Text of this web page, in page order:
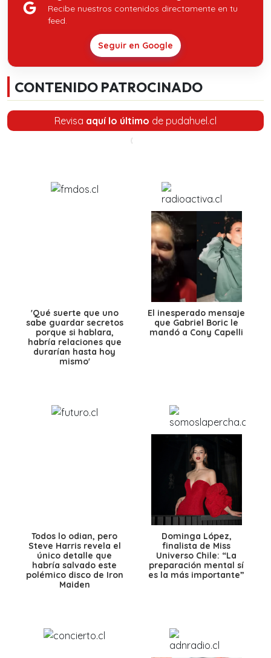
Recibe nuestros contenidos directamente en tu
feed.
Seguir en Google
CONTENIDO PATROCINADO
Revisa aquí lo último de pudahuel.cl
'Qué suerte que uno
sabe guardar secretos
porque si hablara,
habría relaciones que
durarían hasta hoy
mismo'
El inesperado mensaje
que Gabriel Boric le
mandó a Cony Capelli
Todos lo odian, pero
Steve Harris revela el
único detalle que
habría salvado este
polémico disco de Iron
Maiden
Dominga López,
finalista de Miss
Universo Chile: “La
preparación mental sí
es la más importante”